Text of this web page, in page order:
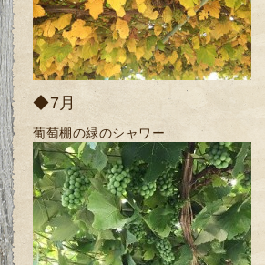
◆7月
葡萄棚の緑のシャワー